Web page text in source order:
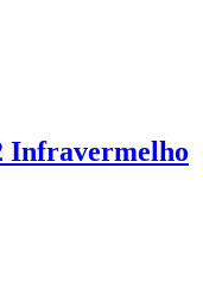
Infravermelho